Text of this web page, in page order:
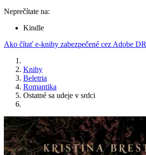
Neprečítate na:
Kindle
Ako čítať e-knihy zabezpečené cez Adobe
Knihy
Beletria
Romantika
Ostatné sa udeje v srdci